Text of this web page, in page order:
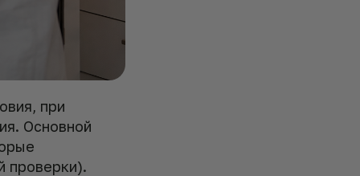
при
Основной
проверки).